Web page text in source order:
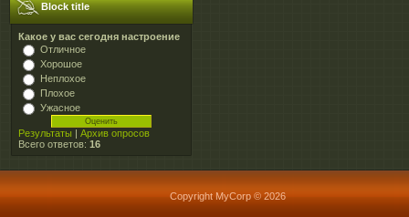
Block title
Какое у вас сегодня настроение
Отличное
Хорошое
Неплохое
Плохое
Ужасное
Результаты | Архив опросов
Всего ответов: 16
Copyright MyCorp © 2026